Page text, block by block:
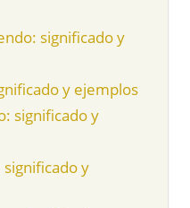
significado y
y ejemplos
significado y
y